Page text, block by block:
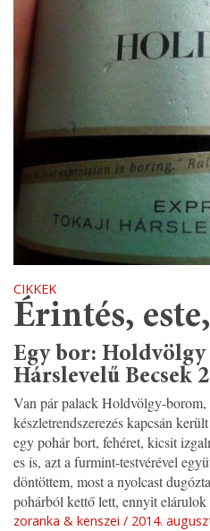
CIKKEK
Érintés,
Egy bor:
Hárslevelű Becsek
Van pár palack Holdvölgy-borom,
készletrendszerezés kapcsán
egy pohár bort, fehéret, kicsit
es is, azt a furmint-testvérével
döntöttem, most a nyolcast
pohárból kettő lett, ennyit elárulok
zoranka & kenszei 2014.